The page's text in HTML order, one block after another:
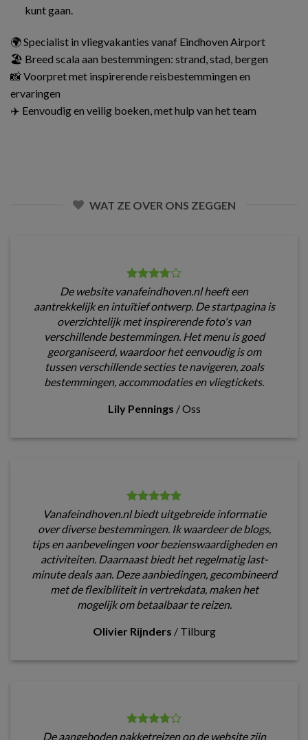
kunt gaan.
🌍 Specialist in vliegvakanties vanaf Eindhoven Airport
🏖️ Breed scala aan bestemmingen: strand, stad, bergen
📸 Voorpret met inspirerende reisbestemmingen en
ervaringen
✈️ Eenvoudig en veilig boeken, met hulp van het team
WAT ZE OVER ONS ZEGGEN
De website vanafeindhoven.nl heeft een
aantrekkelijk en intuïtief ontwerp. De startpagina is
overzichtelijk met inspirerende foto's van
verschillende bestemmingen. Het menu is goed
georganiseerd, waardoor het eenvoudig is om
tussen verschillende secties te navigeren, zoals
bestemmingen, accommodaties en vliegtickets.
Lily Pennings /Oss
Vanafeindhoven.nl biedt uitgebreide informatie
over diverse bestemmingen. Ik waardeer de blogs,
tips en aanbevelingen voor bezienswaardigheden en
activiteiten. Daarnaast biedt het regelmatig last-
minute deals aan. Deze aanbiedingen, gecombineerd
met de flexibiliteit in vertrekdata, maken het
mogelijk om betaalbaar te reizen.
Olivier Rijnders / Tilburg
De aangeboden pakketreizen op de website zijn